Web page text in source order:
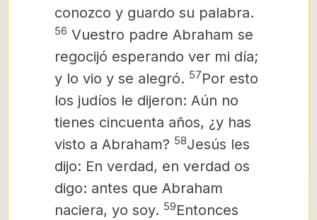
conozco y guardo su palabra.
56 Vuestro padre Abraham se
regocijó esperando ver mi día;
y lo vio y se alegró. 57Por esto
los judíos le dijeron: Aún no
tienes cincuenta años, ¿y has
visto a Abraham? 58Jesús les
dijo: En verdad, en verdad os
digo: antes que Abraham
naciera, yo soy. 59Entonces